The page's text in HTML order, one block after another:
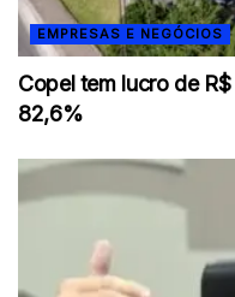
EMPRESAS E NEGÓCIOS
Copel tem lucro de
82,6%